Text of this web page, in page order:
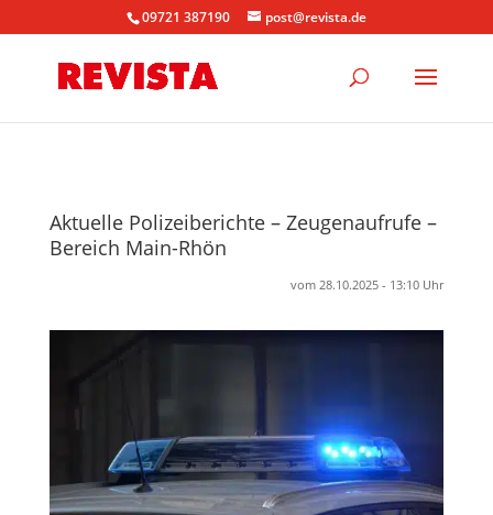
09721 387190 post@revista.de
Aktuelle Polizeiberichte – Zeugenaufrufe –
Bereich Main-Rhön
vom 28.10.2025 - 13:10 Uhr